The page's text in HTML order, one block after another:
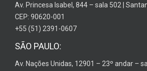
Av. Princesa Isabel, 844 – sala 502 |
CEP: 90620-001
+55 (51) 2391-0607
SÃO PAULO:
Av. Nações Unidas, 12901 – 23º andar –